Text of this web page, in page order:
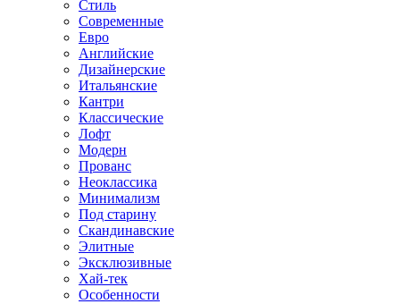
Стиль
Современные
Евро
Английские
Дизайнерские
Итальянские
Кантри
Классические
Лофт
Модерн
Прованс
Неоклассика
Минимализм
Под старину
Скандинавские
Элитные
Эксклюзивные
Хай-тек
Особенности